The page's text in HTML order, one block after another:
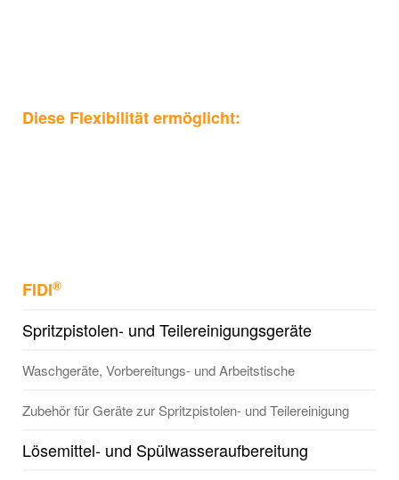
Diese Flexibilität ermöglicht:
FIDI®
Spritzpistolen- und Teilereinigungsgeräte
Waschgeräte, Vorbereitungs- und Arbeitstische
Zubehör für Geräte zur Spritzpistolen- und Teilereinigung
Lösemittel- und Spülwasseraufbereitung